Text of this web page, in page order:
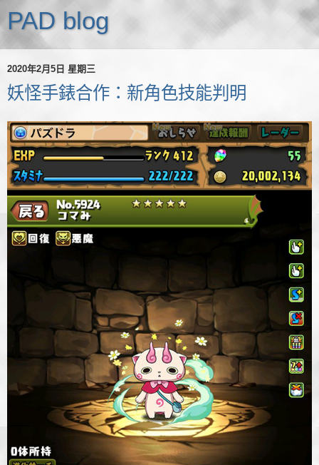
PAD blog
2020年2月5日 星期三
妖怪手錶合作：新角色技能判明